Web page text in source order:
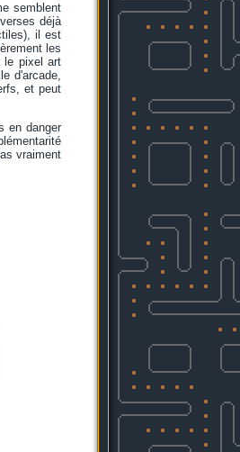
semblent
déjà
il est
les
le pixel art
d'arcade,
et peut
en danger
vraiment